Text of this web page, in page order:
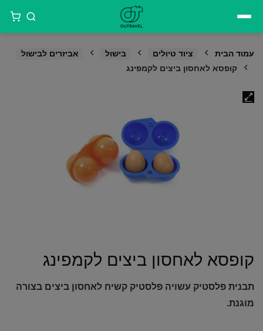
עמוד הבית ציוד טיולים בישול
אביזרים לבישול
קופסא לאחסון ביצים לקמפינג
קופסא לאחסון ביצים לקמפינג
תבנית פלסטיק עשויה פלסטיק קשיח לאחסון ביצים בצורה
מוגנת.